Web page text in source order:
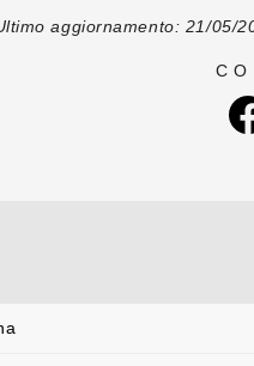
aggiornamento: 21/05/